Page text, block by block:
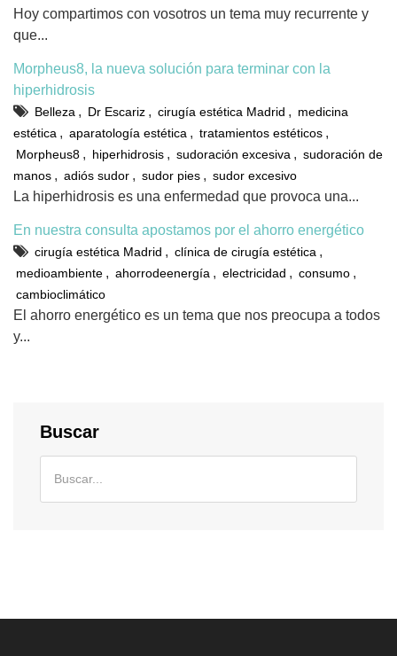
Hoy compartimos con vosotros un tema muy recurrente y
que...
Morpheus8, la nueva solución para terminar con la
hiperhidrosis
Belleza , Dr Escariz , cirugía estética Madrid , medicina
estética , aparatología estética , tratamientos estéticos ,
Morpheus8 , hiperhidrosis , sudoración excesiva , sudoración de
manos , adiós sudor , sudor pies , sudor excesivo
La hiperhidrosis es una enfermedad que provoca una...
En nuestra consulta apostamos por el ahorro energético
cirugía estética Madrid , clínica de cirugía estética ,
medioambiente , ahorrodeenergía , electricidad , consumo ,
cambioclimático
El ahorro energético es un tema que nos preocupa a todos
y...
Buscar